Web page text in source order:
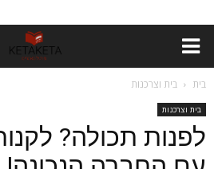
בית בית וצרכנות
בית וצרכנות
לפנות תכולה?